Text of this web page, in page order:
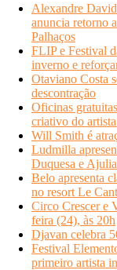
Alexandre
anuncia retorno
Palhaços
FLIP e Festival
inverno e
Otaviano Costa
descontração
Oficinas
criativo do
Will Smith é
Ludmilla
Duquesa e
Belo apresenta
no resort Le
Circo Crescer e
feira (24), às 20h
Djavan celebra
Festival
primeiro artista